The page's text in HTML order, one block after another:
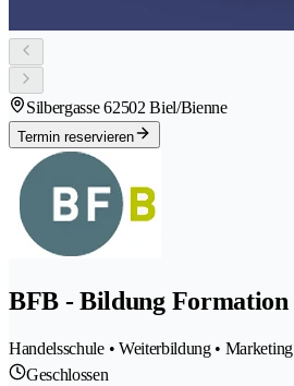
Silbergasse 62502 Biel/Bienne
Termin reservieren
BFB - Bildung Formation
Handelsschule • Weiterbildung • Marketing
Geschlossen